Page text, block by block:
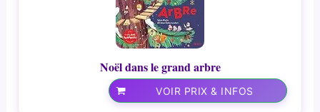
Noël dans le grand arbre
VOIR PRIX & INFOS